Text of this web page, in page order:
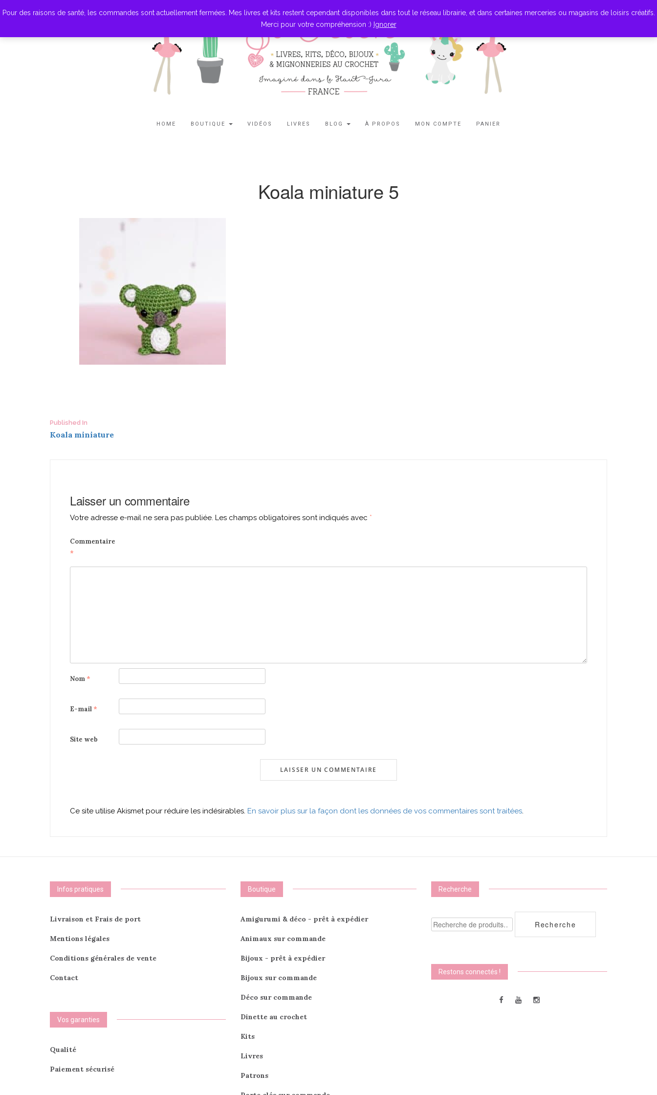
HOME BOUTIQUE VIDÉOS LIVRES BLOG À PROPOS MON COMPTE PANIER
Koala miniature 5
Post
Published In
Koala miniature
Laisser un commentaire
Votre adresse e-mail ne sera pas publiée. Les champs obligatoires sont indiqués avec *
Commentaire
*
Nom *
E-mail *
Site web
Ce site utilise Akismet pour réduire les indésirables. En savoir plus sur la façon dont les données de vos commentaires sont traitées.
Infos pratiques
Livraison et Frais de port
Mentions légales
Conditions générales de vente
Contact
Vos garanties
Qualité
Paiement sécurisé
Boutique
Amigurumi & déco - prêt à expédier
Animaux sur commande
Bijoux - prêt à expédier
Bijoux sur commande
Déco sur commande
Dinette au crochet
Kits
Livres
Patrons
Recherche
Recherche
pour :
Recherche
Restons connectés !
Pour des raisons de santé, les commandes sont actuellement fermées. Mes livres et kits restent cependant disponibles dans tout le réseau librairie, et dans certaines merceries ou magasins de loisirs créatifs.
Merci pour votre compréhension :) Ignorer